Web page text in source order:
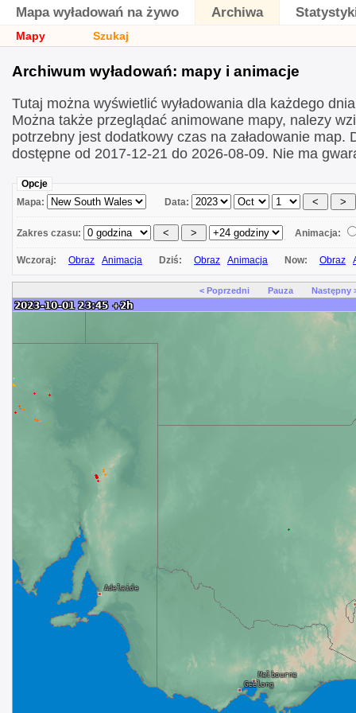
Mapa wyładowań na żywo Archiwa
Mapy Szukaj
Archiwum wyładowań: mapy i animacje
Tutaj można wyświetlić wyładowania dla każdego
Można także przeglądać animowane mapy, nalezy
potrzebny jest dodatkowy czas na załadowanie map.
dostępne od 2017-12-21 do 2026-08-09. Nie ma
Opcje
Mapa:
Data:
Zakres czasu: Animacja:
Wczoraj: Obraz Animacja Dziś: Obraz Animacja Now: Obraz
< Poprzedni Pauza Następny